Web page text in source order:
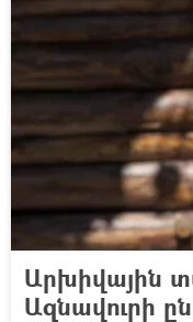
Արխիվային
Ազնավուրի